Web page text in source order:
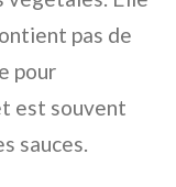
pas de
pour
est souvent
sauces.